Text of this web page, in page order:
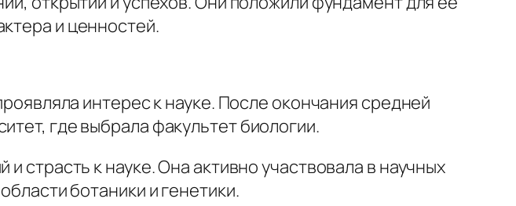
и ценностей.
интерес к науке. После окончания средней
где выбрала факультет биологии.
страсть к науке. Она активно участвовала в научных
ботаники и генетики.